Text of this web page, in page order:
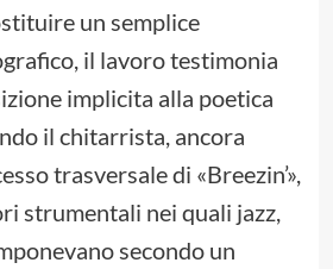
un semplice
il lavoro testimonia
implicita alla poetica
il chitarrista, ancora
trasversale di «Breezin’»,
strumentali nei quali jazz,
secondo un